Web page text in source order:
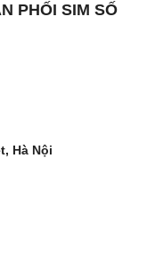
PHỐI SIM SỐ
Hà Nội